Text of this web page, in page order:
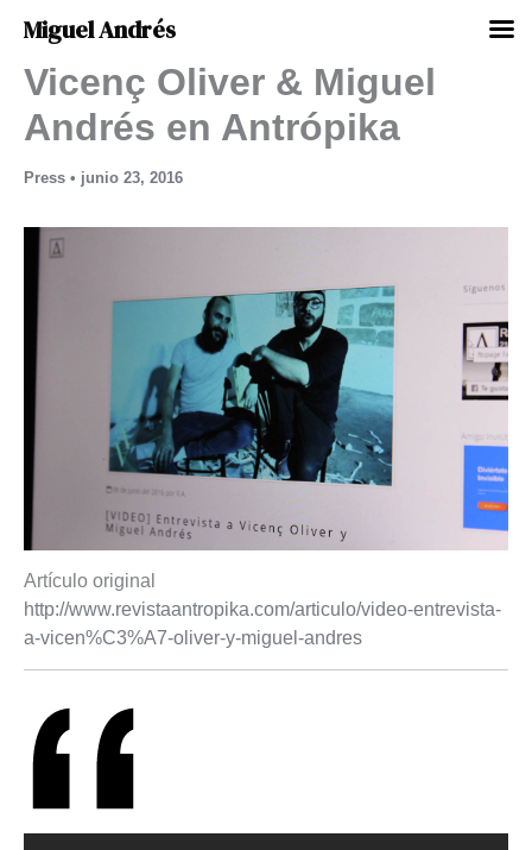
contenido
Vicenç Oliver & Miguel
Andrés en Antrópika
Press • junio 23, 2016
Artículo original
http://www.revistaantropika.com/articulo/video-entrevista-
a-vicen%C3%A7-oliver-y-miguel-andres
Miguel Andrés